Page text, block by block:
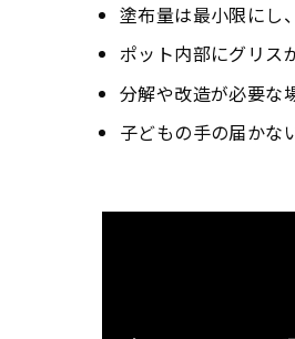
塗布量は最小限にし
ポット内部にグリス
分解や改造が必要な
子どもの手の届かな